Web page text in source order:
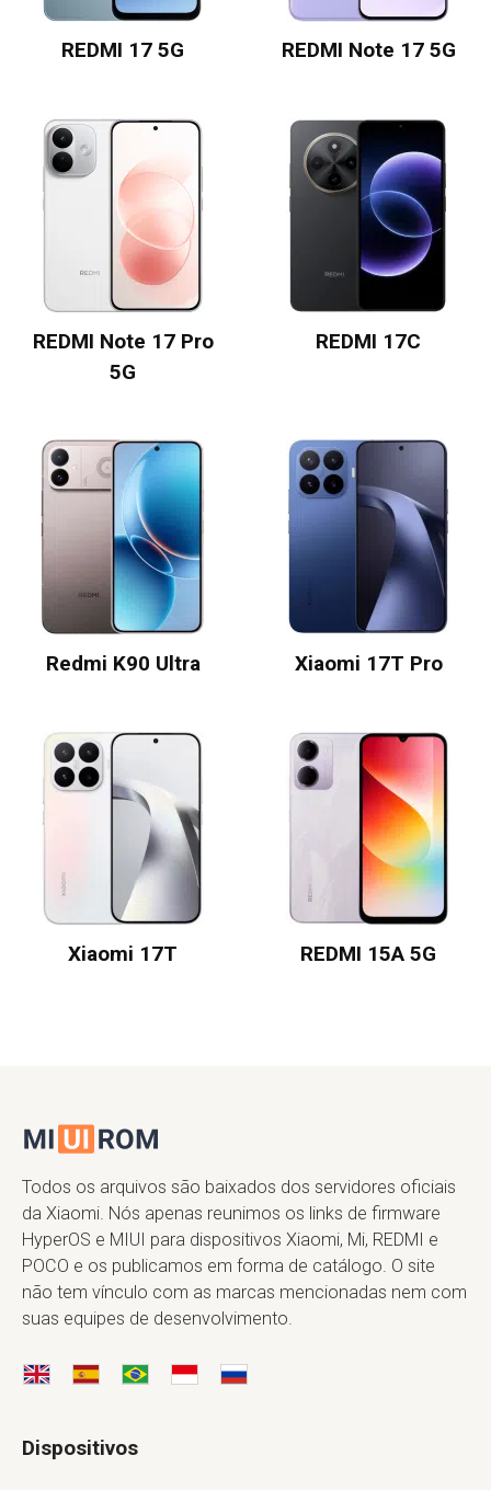
REDMI 17 5G REDMI Note 17 5G
REDMI Note 17 Pro
5G
REDMI 17C
Redmi K90 Ultra Xiaomi 17T Pro
Xiaomi 17T REDMI 15A 5G
Todos os arquivos são baixados dos servidores oficiais
da Xiaomi. Nós apenas reunimos os links de firmware
HyperOS e MIUI para dispositivos Xiaomi, Mi, REDMI e
POCO e os publicamos em forma de catálogo. O site
não tem vínculo com as marcas mencionadas nem com
suas equipes de desenvolvimento.
Dispositivos